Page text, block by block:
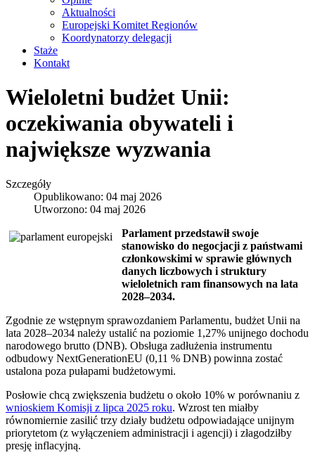
Aktualności
Europejski Komitet Regionów
Koordynatorzy delegacji
Staże
Kontakt
Wieloletni budżet Unii:
oczekiwania obywateli i
największe wyzwania
Szczegóły
Opublikowano: 04 maj 2026
Utworzono: 04 maj 2026
Parlament przedstawił swoje
stanowisko do negocjacji z państwami
członkowskimi w sprawie głównych
danych liczbowych i struktury
wieloletnich ram finansowych na lata
2028–2034.
Zgodnie ze wstępnym sprawozdaniem Parlamentu, budżet Unii na
lata 2028–2034 należy ustalić na poziomie 1,27% unijnego dochodu
narodowego brutto (DNB). Obsługa zadłużenia instrumentu
odbudowy NextGenerationEU (0,11 % DNB) powinna zostać
ustalona poza pułapami budżetowymi.
Posłowie chcą zwiększenia budżetu o około 10% w porównaniu z
wnioskiem Komisji z lipca 2025 roku. Wzrost ten miałby
równomiernie zasilić trzy działy budżetu odpowiadające unijnym
priorytetom (z wyłączeniem administracji i agencji) i złagodziłby
presję inflacyjną.